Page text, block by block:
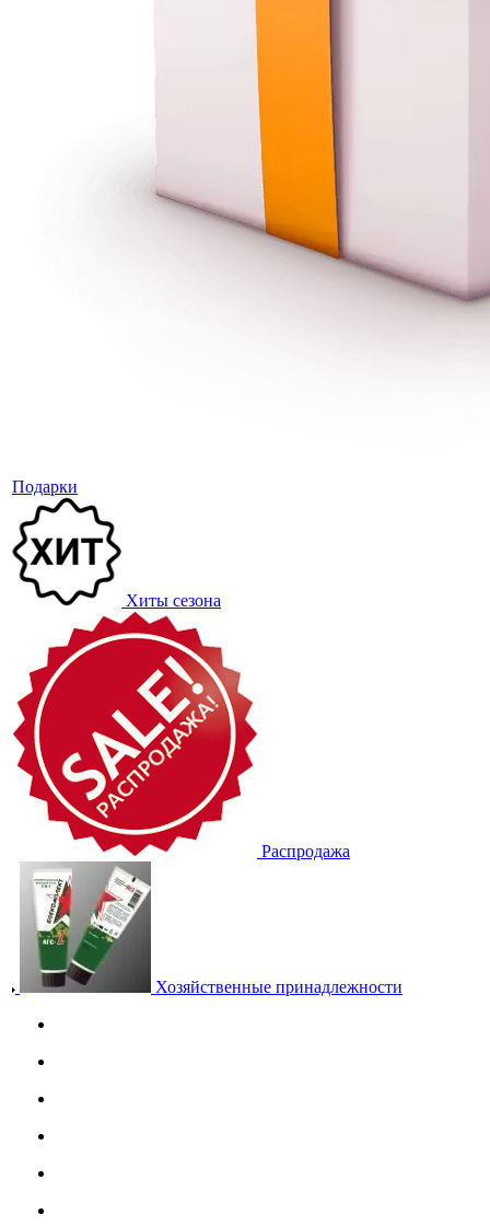
Подарки
Хиты сезона
Распродажа
Хозяйственные принадлежности